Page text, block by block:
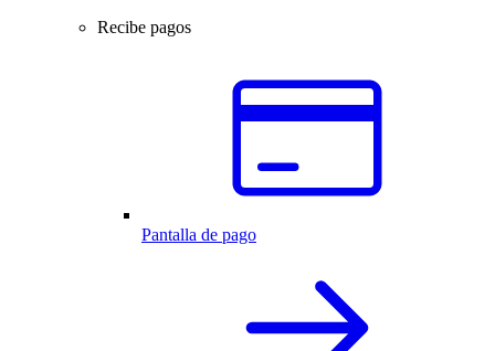
Recibe pagos
Pantalla de pago